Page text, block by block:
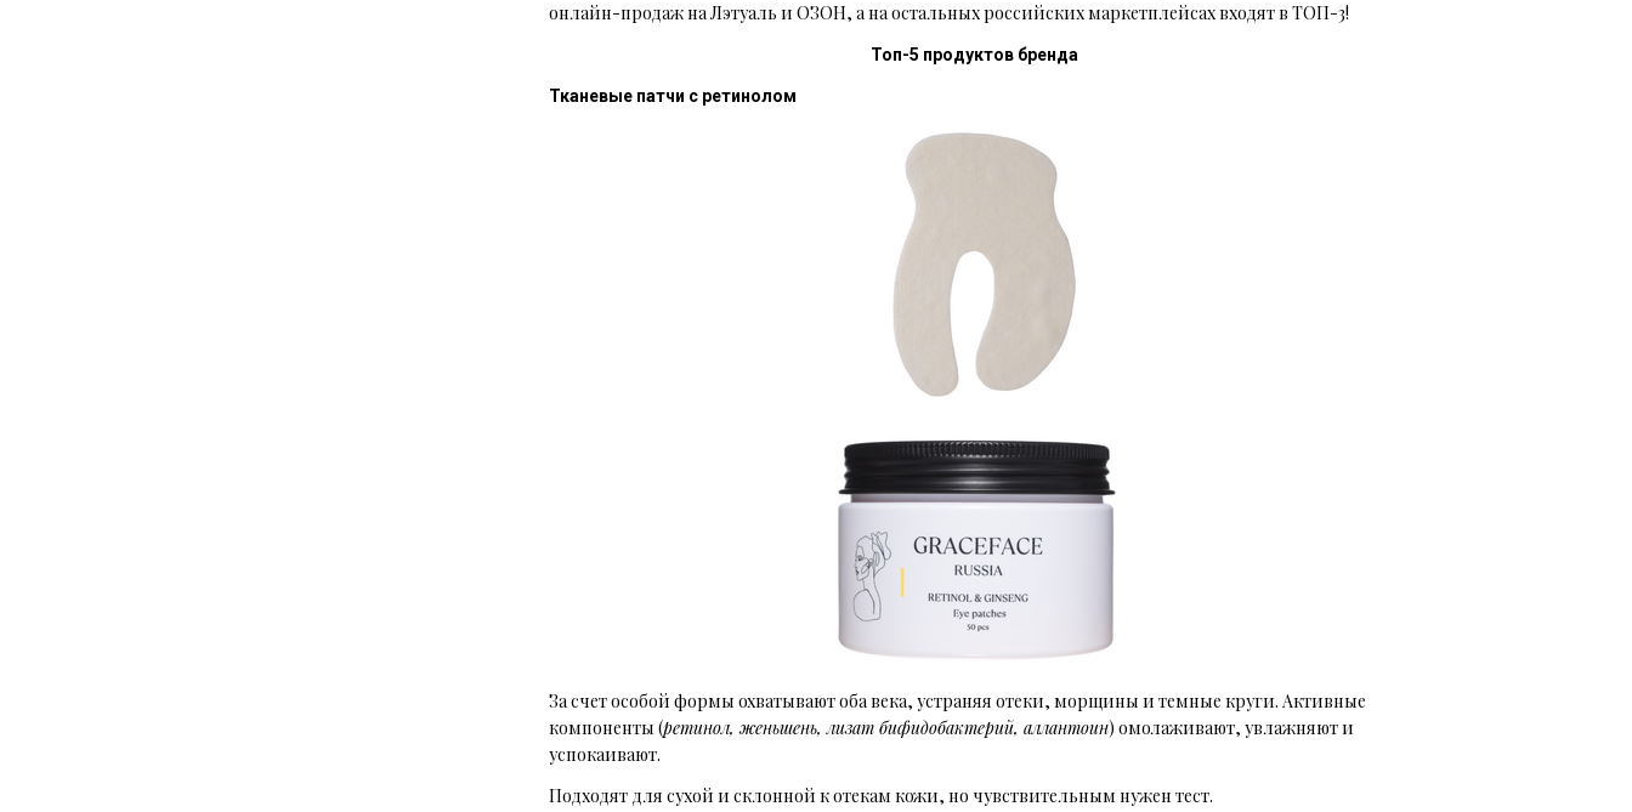
онлайн-продаж на Лэтуаль и ОЗОН, а на остальных российских маркетплейсах входят в ТОП-3!
Топ-5 продуктов бренда
Тканевые патчи с ретинолом
За счет особой формы охватывают оба века, устраняя отеки, морщины и темные круги. Активные
компоненты (ретинол, женьшень, лизат бифидобактерий, аллантоин) омолаживают, увлажняют и
успокаивают.
Подходят для сухой и склонной к отекам кожи, но чувствительным нужен тест.